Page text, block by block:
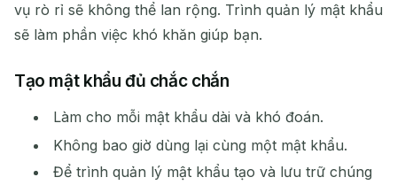
vụ rò rỉ sẽ không thể lan rộng. Trình quản lý mật khẩu
sẽ làm phần việc khó khăn giúp bạn.
Tạo mật khẩu đủ chắc chắn
Làm cho mỗi mật khẩu dài và khó đoán.
Không bao giờ dùng lại cùng một mật khẩu.
Để trình quản lý mật khẩu tạo và lưu trữ chúng